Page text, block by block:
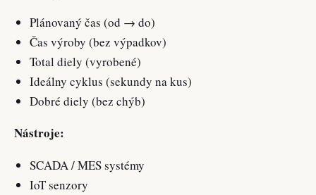
Plánovaný čas (od → do)
Čas výroby (bez výpadkov)
Total diely (vyrobené)
Ideálny cyklus (sekundy na kus)
Dobré diely (bez chýb)
Nástroje:
SCADA / MES systémy
IoT senzory